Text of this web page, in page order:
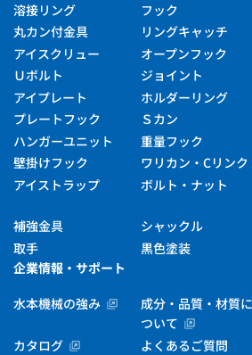
溶接リング
丸カン付金具
アイスクリュー
Ｕボルト
アイプレート
プレートフック
ハンガーユニット
壁掛けフック
アイストラップ
補強金具
取手
フック
リングキャッチ
オープンフック
ジョイント
ホルダーリング
Ｓカン
重量フック
ワリカン・Cリンク
ボルト・ナット
シャックル
黒色塗装
企業情報・サポート
水本機械の強み
カタログ
成分・品質・材質に
ついて
よくあるご質問